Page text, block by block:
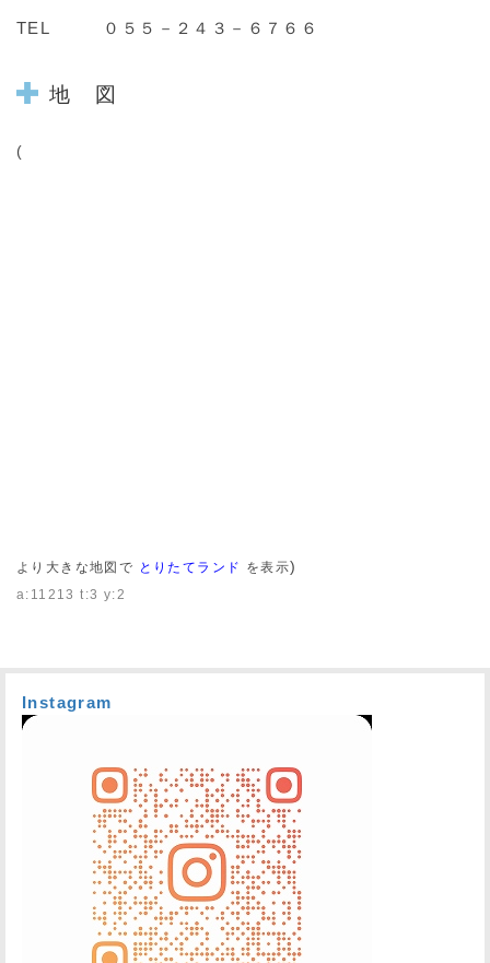
TEL ０５５－２４３－６７６６
地 図
(
より大きな地図で とりたてランド を表示)
a:11213 t:3 y:2
Instagram